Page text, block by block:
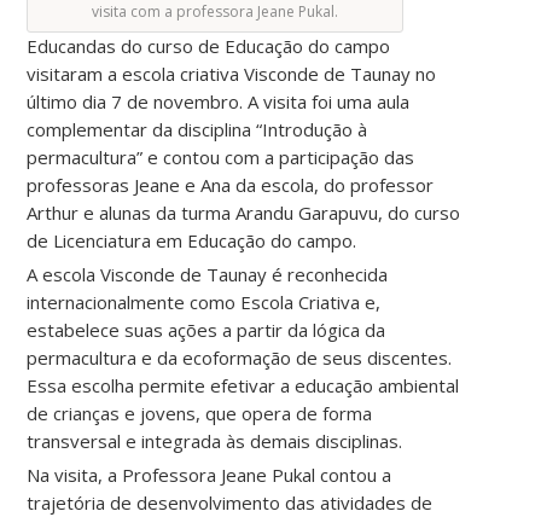
visita com a professora Jeane Pukal.
Educandas do curso de Educação do campo
visitaram a escola criativa Visconde de Taunay no
último dia 7 de novembro. A visita foi uma aula
complementar da disciplina “Introdução à
permacultura” e contou com a participação das
professoras Jeane e Ana da escola, do professor
Arthur e alunas da turma Arandu Garapuvu, do curso
de Licenciatura em Educação do campo.
A escola Visconde de Taunay é reconhecida
internacionalmente como Escola Criativa e,
estabelece suas ações a partir da lógica da
permacultura e da ecoformação de seus discentes.
Essa escolha permite efetivar a educação ambiental
de crianças e jovens, que opera de forma
transversal e integrada às demais disciplinas.
Na visita, a Professora Jeane Pukal contou a
trajetória de desenvolvimento das atividades de